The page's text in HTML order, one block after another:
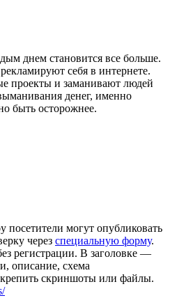
днем становится все больше.
себя в интернете.
проекты и заманивают людей
денег, именно
быть осторожнее.
посетители могут опубликовать
через специальную форму.
регистрации. В заголовке —
описание, схема
скриншоты или файлы.